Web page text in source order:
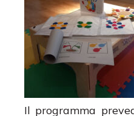
Il programma